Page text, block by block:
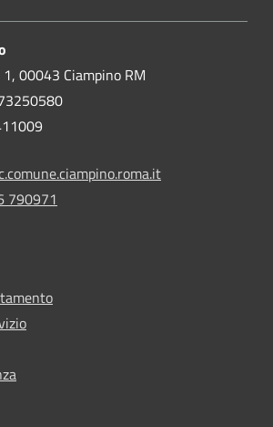
00043 Ciampino RM
790971